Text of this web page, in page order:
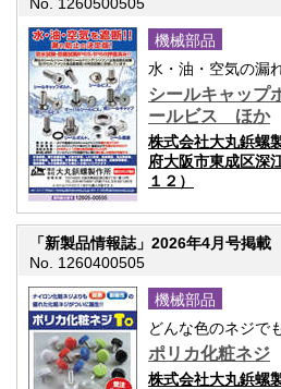
機械部品
水・油・空気の漏
シールキャップ
ールビス ほか
株式会社大丸鋲螺
府大阪市東成区深
１２）
「新製品情報誌」2026年4月号掲載
No. 1260400505
機械部品
どんな色のネジで
ポリカ化粧ネジ
株式会社大丸鋲螺